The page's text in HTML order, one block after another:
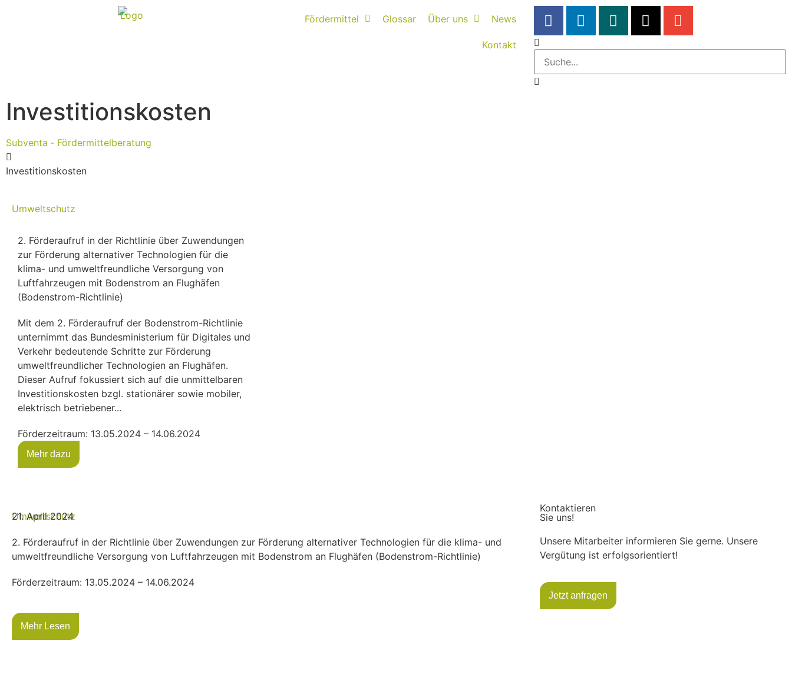
Fördermittel Glossar Über uns News
Kontakt
Investitionskosten
Subventa ‐ Fördermittelberatung
Investitionskosten
Umweltschutz
2. Förderaufruf in der Richtlinie über Zuwendungen
zur Förderung alternativer Technologien für die
klima- und umweltfreundliche Versorgung von
Luftfahrzeugen mit Bodenstrom an Flughäfen
(Bodenstrom-Richtlinie)
Mit dem 2. Förderaufruf der Bodenstrom-Richtlinie
unternimmt das Bundesministerium für Digitales und
Verkehr bedeutende Schritte zur Förderung
umweltfreundlicher Technologien an Flughäfen.
Dieser Aufruf fokussiert sich auf die unmittelbaren
Investitionskosten bzgl. stationärer sowie mobiler,
elektrisch betriebener...
Förderzeitraum: 13.05.2024 – 14.06.2024
Mehr dazu
Umweltschutz
21. April 2024
2. Förderaufruf in der Richtlinie über Zuwendungen zur Förderung alternativer Technologien für die klima- und
umweltfreundliche Versorgung von Luftfahrzeugen mit Bodenstrom an Flughäfen (Bodenstrom-Richtlinie)
Förderzeitraum: 13.05.2024 – 14.06.2024
Mehr Lesen
Kontaktieren
Sie uns!
Unsere Mitarbeiter informieren Sie gerne. Unsere
Vergütung ist erfolgsorientiert!
Jetzt anfragen